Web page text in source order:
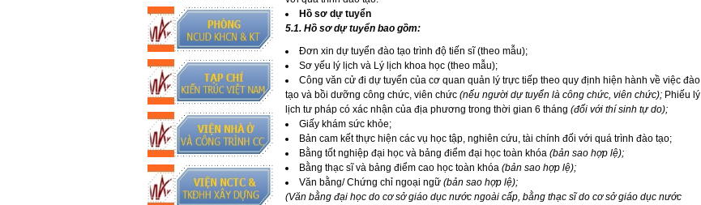
Hồ sơ dự tuyển
5.1. Hồ sơ dự tuyển bao gồm:
Đơn xin dự tuyển đào tạo trình độ tiến sĩ (theo mẫu);
Sơ yếu lý lịch và Lý lịch khoa học (theo mẫu);
Công văn cử đi dự tuyển của cơ quan quản lý trực tiếp theo quy định hiện hành về việc đào
tạo và bồi dưỡng công chức, viên chức (nếu người dự tuyển là công chức, viên chức); Phiếu lý
lịch tư pháp có xác nhận của địa phương trong thời gian 6 tháng (đối với thí sinh tự do);
Giấy khám sức khỏe;
Bản cam kết thực hiện các vụ học tập, nghiên cứu, tài chính đối với quá trình đào tạo;
Bằng tốt nghiệp đại học và bảng điểm đại học toàn khóa (bản sao hợp lệ);
Bằng thạc sĩ và bảng điểm cao học toàn khóa (bản sao hợp lệ);
Văn bằng/ Chứng chỉ ngoại ngữ (bản sao hợp lệ);
(Văn bằng đại học do cơ sở giáo dục nước ngoài cấp, bằng thạc sĩ do cơ sở giáo dục nước